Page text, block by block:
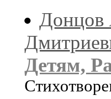
Донцов
Детям,